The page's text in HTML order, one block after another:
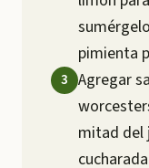
pimienta
Agregar
mitad del